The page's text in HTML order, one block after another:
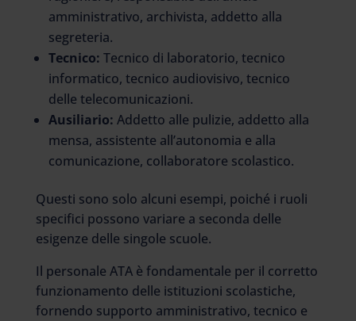
amministrativo, archivista, addetto alla
segreteria.
Tecnico: Tecnico di laboratorio, tecnico
informatico, tecnico audiovisivo, tecnico
delle telecomunicazioni.
Ausiliario: Addetto alle pulizie, addetto alla
mensa, assistente all’autonomia e alla
comunicazione, collaboratore scolastico.
Questi sono solo alcuni esempi, poiché i ruoli
specifici possono variare a seconda delle
esigenze delle singole scuole.
Il personale ATA è fondamentale per il corretto
funzionamento delle istituzioni scolastiche,
fornendo supporto amministrativo, tecnico e